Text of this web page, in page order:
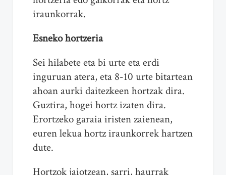
iraunkorrak.
Esneko hortzeria
Sei hilabete eta bi urte eta erdi
inguruan atera, eta 8-10 urte bitartean
ahoan aurki daitezkeen hortzak dira.
Guztira, hogei hortz izaten dira.
Erortzeko garaia iristen zaienean,
euren lekua hortz iraunkorrek hartzen
dute.
Hortzok jaiotzean, sarri, haurrak